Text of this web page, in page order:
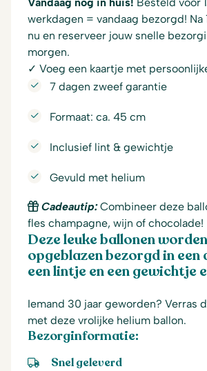
werkdagen = vandaag bezorgd! Na
nu en reserveer jouw snelle
morgen.
✓ Voeg een kaartje met
7 dagen zweef garantie
Formaat: ca. 45 cm
Inclusief lint & gewichtje
Gevuld met helium
Cadeautip:Combineer deze
fles champagne, wijn of chocolade!
Deze leuke ballonen worden
opgeblazen bezorgd in een
een lintje en een gewichtje
Iemand 30 jaar geworden? Verras
met deze vrolijke helium ballon.
Bezorginformatie:
Snel geleverd